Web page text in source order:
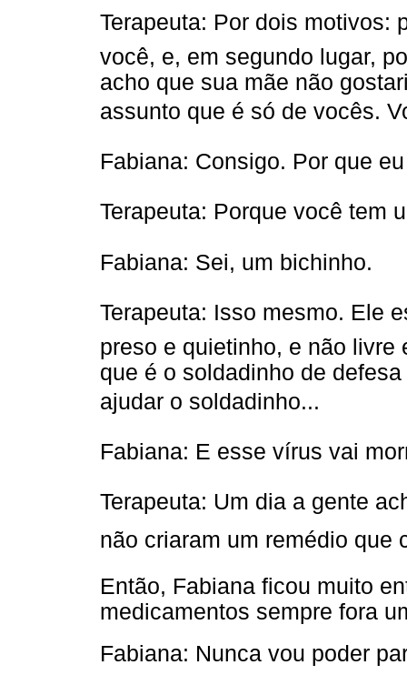
Terapeuta: Por dois
você, e, em segundo lugar,
acho que sua mãe não
assunto que é só de vocês.
Fabiana: Consigo. Por que
Terapeuta: Porque você tem
Fabiana: Sei, um bichinho.
Terapeuta: Isso mesmo. Ele
preso e quietinho, e não
que é o soldadinho de
ajudar o soldadinho...
Fabiana: E esse vírus vai
Terapeuta: Um dia a gente
não criaram um remédio que
Então, Fabiana ficou muito
medicamentos sempre fora
Fabiana: Nunca vou poder